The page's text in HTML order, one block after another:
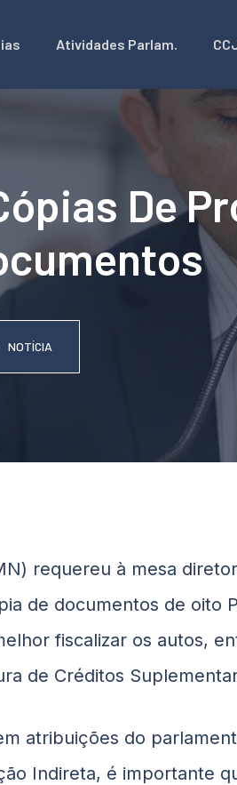
Atividades Parlam.
De
NOTÍCIA
requereu à mesa
de documentos de oito
fiscalizar os autos,
de Créditos
atribuições do
Indireta, é importante